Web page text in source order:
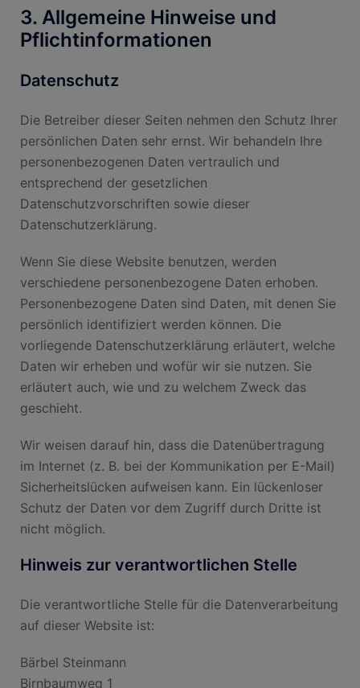
3. Allgemeine Hinweise und
Pflicht­informationen
Datenschutz
Die Betreiber dieser Seiten nehmen den Schutz Ihrer
persönlichen Daten sehr ernst. Wir behandeln Ihre
personenbezogenen Daten vertraulich und
entsprechend der gesetzlichen
Datenschutzvorschriften sowie dieser
Datenschutzerklärung.
Wenn Sie diese Website benutzen, werden
verschiedene personenbezogene Daten erhoben.
Personenbezogene Daten sind Daten, mit denen Sie
persönlich identifiziert werden können. Die
vorliegende Datenschutzerklärung erläutert, welche
Daten wir erheben und wofür wir sie nutzen. Sie
erläutert auch, wie und zu welchem Zweck das
geschieht.
Wir weisen darauf hin, dass die Datenübertragung
im Internet (z. B. bei der Kommunikation per E-Mail)
Sicherheitslücken aufweisen kann. Ein lückenloser
Schutz der Daten vor dem Zugriff durch Dritte ist
nicht möglich.
Hinweis zur verantwortlichen Stelle
Die verantwortliche Stelle für die Datenverarbeitung
auf dieser Website ist:
Bärbel Steinmann
Birnbaumweg 1